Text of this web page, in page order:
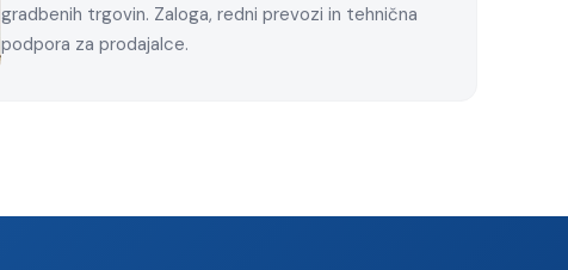
gradbenih trgovin. Zaloga, redni prevozi in tehnična
podpora za prodajalce.